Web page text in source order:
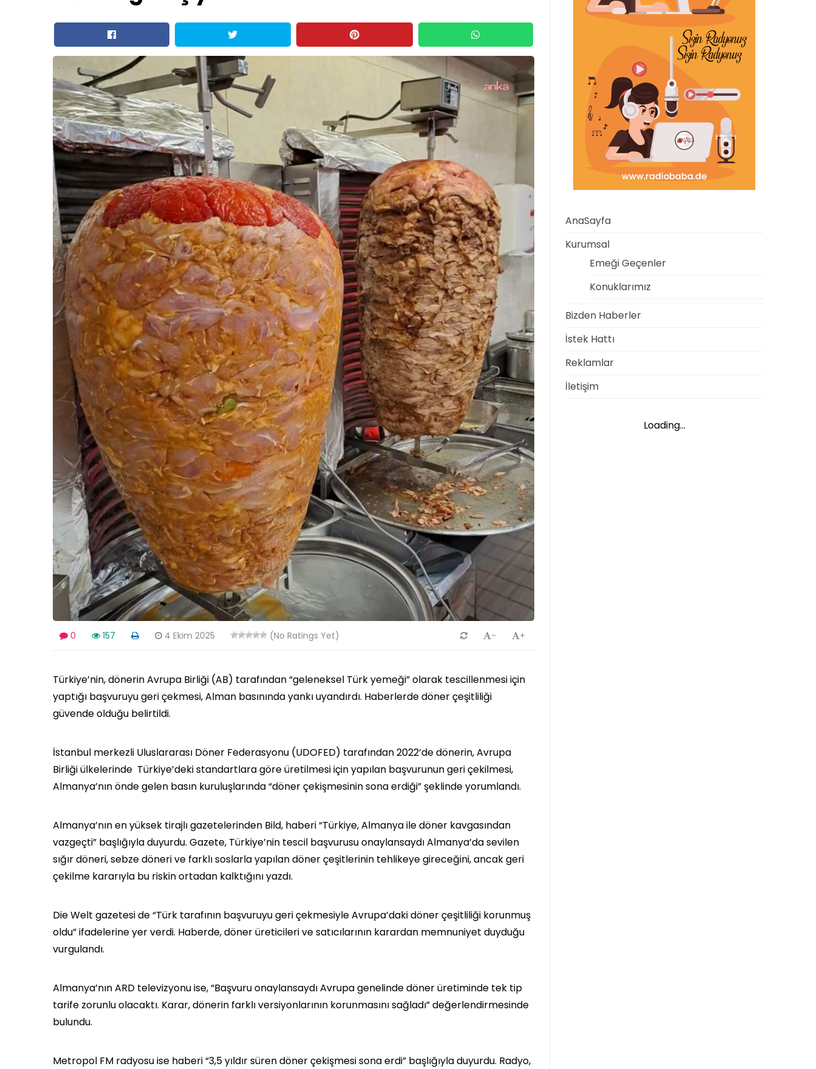
0 157 4 Ekim 2025 (No Ratings Yet) +
-
Türkiye’nin, dönerin Avrupa Birliği (AB) tarafından “geleneksel Türk yemeği” olarak tescillenmesi için
yaptığı başvuruyu geri çekmesi, Alman basınında yankı uyandırdı. Haberlerde döner çeşitliliği
güvende olduğu belirtildi.
İstanbul merkezli Uluslararası Döner Federasyonu (UDOFED) tarafından 2022’de dönerin, Avrupa
Birliği ülkelerinde Türkiye’deki standartlara göre üretilmesi için yapılan başvurunun geri çekilmesi,
Almanya’nın önde gelen basın kuruluşlarında “döner çekişmesinin sona erdiği” şeklinde yorumlandı.
Almanya’nın en yüksek tirajlı gazetelerinden Bild, haberi “Türkiye, Almanya ile döner kavgasından
vazgeçti” başlığıyla duyurdu. Gazete, Türkiye’nin tescil başvurusu onaylansaydı Almanya’da sevilen
sığır döneri, sebze döneri ve farklı soslarla yapılan döner çeşitlerinin tehlikeye gireceğini, ancak geri
çekilme kararıyla bu riskin ortadan kalktığını yazdı.
Die Welt gazetesi de “Türk tarafının başvuruyu geri çekmesiyle Avrupa’daki döner çeşitliliği korunmuş
oldu” ifadelerine yer verdi. Haberde, döner üreticileri ve satıcılarının karardan memnuniyet duyduğu
vurgulandı.
Almanya’nın ARD televizyonu ise, “Başvuru onaylansaydı Avrupa genelinde döner üretiminde tek tip
tarife zorunlu olacaktı. Karar, dönerin farklı versiyonlarının korunmasını sağladı” değerlendirmesinde
bulundu.
Metropol FM radyosu ise haberi “3,5 yıldır süren döner çekişmesi sona erdi” başlığıyla duyurdu. Radyo,
AnaSayfa
Kurumsal
Emeği Geçenler
Konuklarımız
Bizden Haberler
İstek Hattı
Reklamlar
İletişim
Loading...